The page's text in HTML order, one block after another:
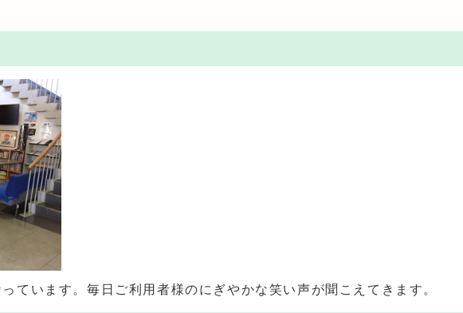
ています。毎日ご利用者様のにぎやかな笑い声が聞こえてきます。